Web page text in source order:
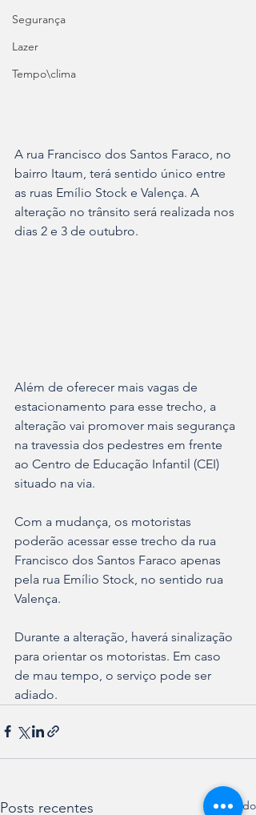
Segurança
Lazer
Tempo\clima
A rua Francisco dos Santos Faraco, no
bairro Itaum, terá sentido único entre
as ruas Emílio Stock e Valença. A
alteração no trânsito será realizada nos
dias 2 e 3 de outubro.
Além de oferecer mais vagas de
estacionamento para esse trecho, a
alteração vai promover mais segurança
na travessia dos pedestres em frente
ao Centro de Educação Infantil (CEI)
situado na via.
Com a mudança, os motoristas
poderão acessar esse trecho da rua
Francisco dos Santos Faraco apenas
pela rua Emílio Stock, no sentido rua
Valença.
Durante a alteração, haverá sinalização
para orientar os motoristas. Em caso
de mau tempo, o serviço pode ser
adiado.
Posts recentes Ver tudo